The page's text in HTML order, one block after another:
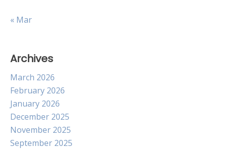
« Mar
Archives
March 2026
February 2026
January 2026
December 2025
November 2025
September 2025